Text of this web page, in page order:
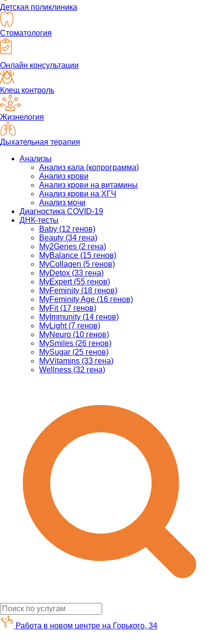
Детская поликлиника
Стоматология
Онлайн консультации
Клещ контроль
Жизнелогия
Дыхательная терапия
Анализы
Анализ кала (копрограмма)
Анализ крови
Анализ крови на витамины
Анализ крови на ХГЧ
Анализ мочи
Диагностика COVID-19
ДНК-тесты
Baby (12 генов)
Beauty (34 гена)
My2Genes (2 гена)
MyBalance (15 генов)
MyCollagen (5 генов)
MyDetox (33 гена)
MyExpert (55 генов)
MyFeminity (18 генов)
MyFeminity Age (16 генов)
MyFit (17 генов)
MyImmunity (14 генов)
MyLight (7 генов)
MyNeuro (10 генов)
MySmiles (26 генов)
MySugar (25 генов)
MyVitamins (33 гена)
Wellness (32 гена)
Работа в новом центре на Горького, 34